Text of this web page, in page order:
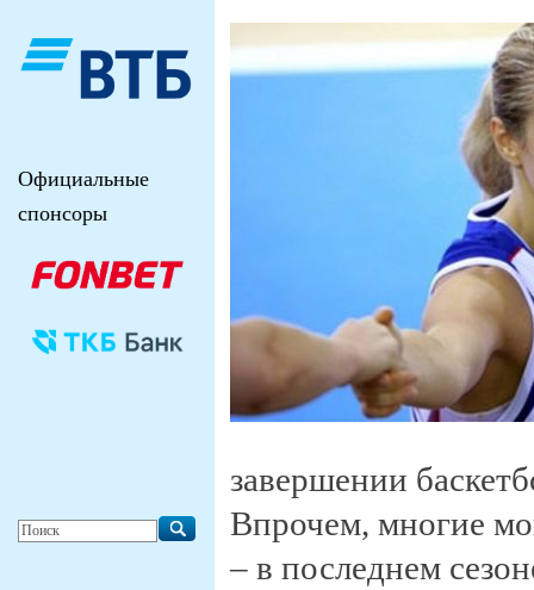
завершении
Впрочем, многие
– в последнем
Официальные
спонсоры